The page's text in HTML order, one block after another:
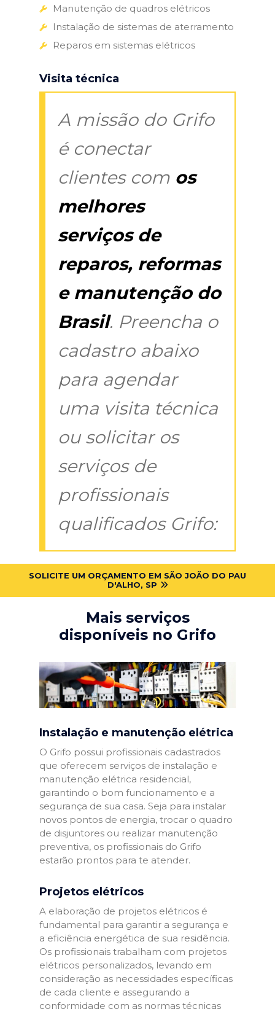
Manutenção de quadros elétricos
Instalação de sistemas de aterramento
Reparos em sistemas elétricos
Visita técnica
A missão do Grifo
é conectar
clientes com os
melhores
serviços de
reparos, reformas
e manutenção do
Brasil. Preencha o
cadastro abaixo
para agendar
uma visita técnica
ou solicitar os
serviços de
profissionais
qualificados Grifo:
SOLICITE UM ORÇAMENTO EM SÃO JOÃO DO PAU
D'ALHO, SP
Mais serviços
disponíveis no Grifo
Instalação e manutenção elétrica
O Grifo possui profissionais cadastrados
que oferecem serviços de instalação e
manutenção elétrica residencial,
garantindo o bom funcionamento e a
segurança de sua casa. Seja para instalar
novos pontos de energia, trocar o quadro
de disjuntores ou realizar manutenção
preventiva, os profissionais do Grifo
estarão prontos para te atender.
Projetos elétricos
A elaboração de projetos elétricos é
fundamental para garantir a segurança e
a eficiência energética de sua residência.
Os profissionais trabalham com projetos
elétricos personalizados, levando em
consideração as necessidades específicas
de cada cliente e assegurando a
conformidade com as normas técnicas